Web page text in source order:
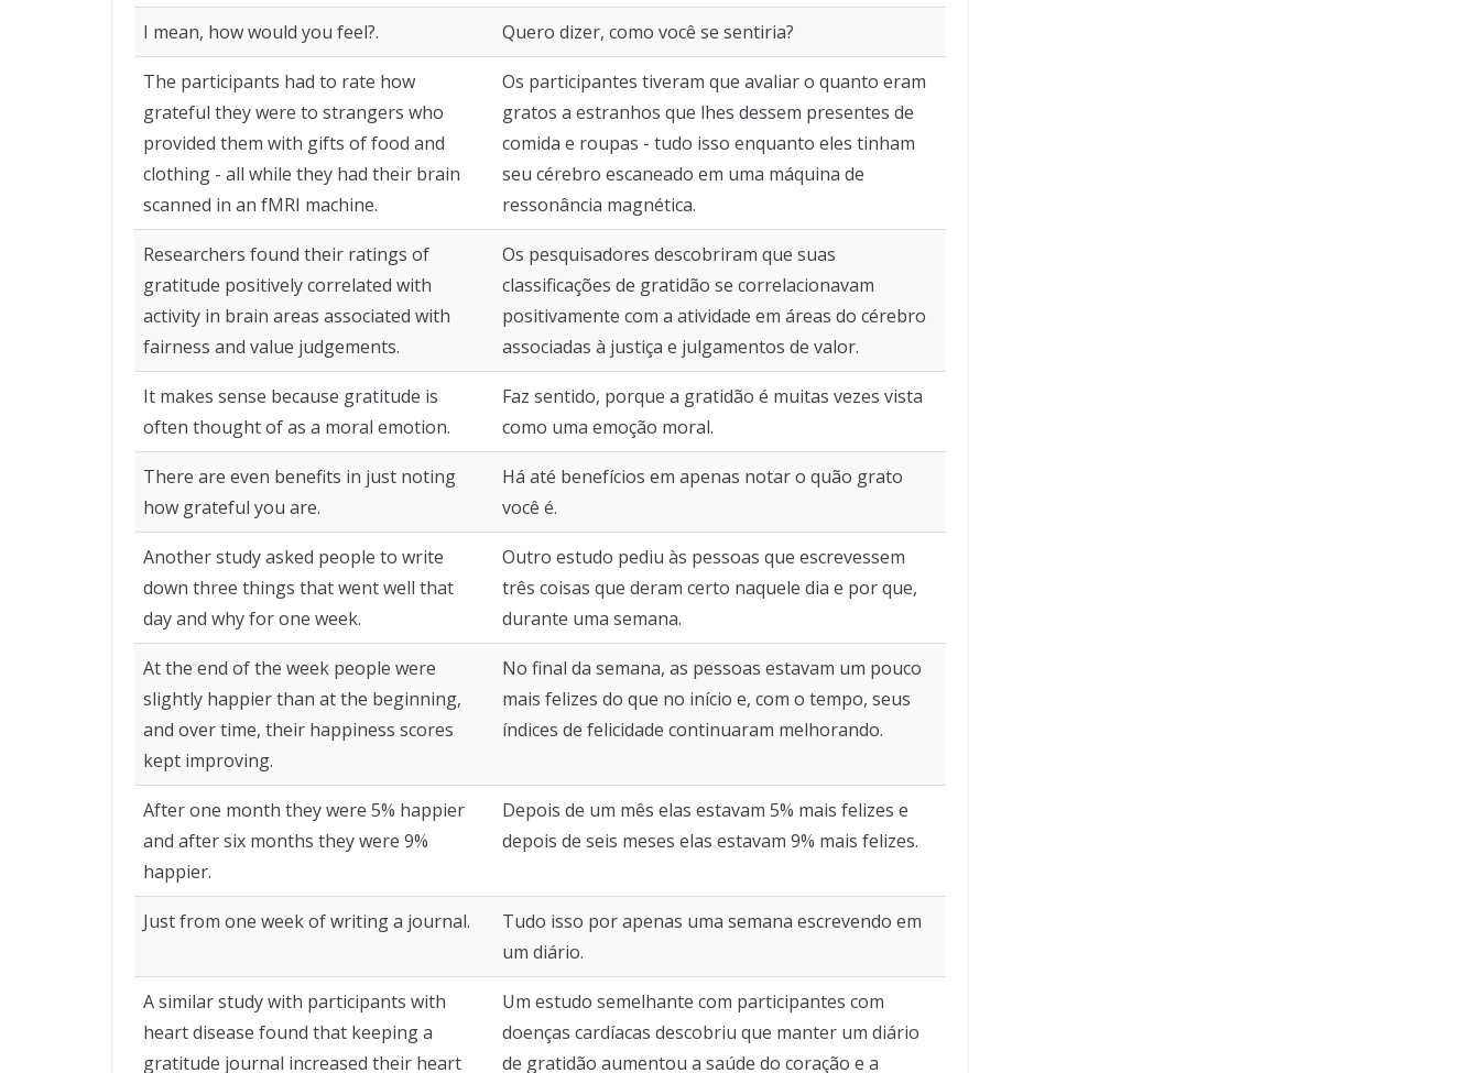
I mean, how would you feel?. Quero dizer, como você se sentiria?
The participants had to rate how
grateful they were to strangers who
provided them with gifts of food and
clothing - all while they had their brain
scanned in an fMRI machine.
Os participantes tiveram que avaliar o quanto eram
gratos a estranhos que lhes dessem presentes de
comida e roupas - tudo isso enquanto eles tinham
seu cérebro escaneado em uma máquina de
ressonância magnética.
Researchers found their ratings of
gratitude positively correlated with
activity in brain areas associated with
fairness and value judgements.
Os pesquisadores descobriram que suas
classificações de gratidão se correlacionavam
positivamente com a atividade em áreas do cérebro
associadas à justiça e julgamentos de valor.
It makes sense because gratitude is
often thought of as a moral emotion.
Faz sentido, porque a gratidão é muitas vezes vista
como uma emoção moral.
There are even benefits in just noting
how grateful you are.
Há até benefícios em apenas notar o quão grato
você é.
Another study asked people to write
down three things that went well that
day and why for one week.
Outro estudo pediu às pessoas que escrevessem
três coisas que deram certo naquele dia e por que,
durante uma semana.
At the end of the week people were
slightly happier than at the beginning,
and over time, their happiness scores
kept improving.
No final da semana, as pessoas estavam um pouco
mais felizes do que no início e, com o tempo, seus
índices de felicidade continuaram melhorando.
After one month they were 5% happier
and after six months they were 9%
happier.
Depois de um mês elas estavam 5% mais felizes e
depois de seis meses elas estavam 9% mais felizes.
Just from one week of writing a journal.
Tudo isso por apenas uma semana escrevendo em
um diário.
A similar study with participants with
heart disease found that keeping a
gratitude journal increased their heart
Um estudo semelhante com participantes com
doenças cardíacas descobriu que manter um diário
de gratidão aumentou a saúde do coração e a